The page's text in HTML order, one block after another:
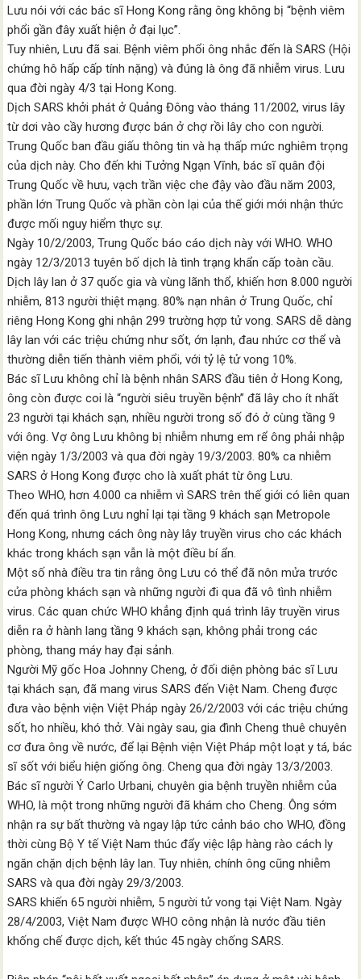
Lưu nói với các bác sĩ Hong Kong rằng ông không bị “bệnh viêm
phổi gần đây xuất hiện ở đại lục”.
Tuy nhiên, Lưu đã sai. Bệnh viêm phổi ông nhắc đến là SARS (Hội
chứng hô hấp cấp tính nặng) và đúng là ông đã nhiễm virus. Lưu
qua đời ngày 4/3 tại Hong Kong.
Dịch SARS khởi phát ở Quảng Đông vào tháng 11/2002, virus lây
từ dơi vào cầy hương được bán ở chợ rồi lây cho con người.
Trung Quốc ban đầu giấu thông tin và hạ thấp mức nghiêm trọng
của dịch này. Cho đến khi Tưởng Ngạn Vĩnh, bác sĩ quân đội
Trung Quốc về hưu, vạch trần việc che đậy vào đầu năm 2003,
phần lớn Trung Quốc và phần còn lại của thế giới mới nhận thức
được mối nguy hiểm thực sự.
Ngày 10/2/2003, Trung Quốc báo cáo dịch này với WHO. WHO
ngày 12/3/2013 tuyên bố dịch là tình trạng khẩn cấp toàn cầu.
Dịch lây lan ở 37 quốc gia và vùng lãnh thổ, khiến hơn 8.000 người
nhiễm, 813 người thiệt mạng. 80% nạn nhân ở Trung Quốc, chỉ
riêng Hong Kong ghi nhận 299 trường hợp tử vong. SARS dễ dàng
lây lan với các triệu chứng như sốt, ớn lạnh, đau nhức cơ thể và
thường diễn tiến thành viêm phổi, với tỷ lệ tử vong 10%.
Bác sĩ Lưu không chỉ là bệnh nhân SARS đầu tiên ở Hong Kong,
ông còn được coi là “người siêu truyền bệnh” đã lây cho ít nhất
23 người tại khách sạn, nhiều người trong số đó ở cùng tầng 9
với ông. Vợ ông Lưu không bị nhiễm nhưng em rể ông phải nhập
viện ngày 1/3/2003 và qua đời ngày 19/3/2003. 80% ca nhiễm
SARS ở Hong Kong được cho là xuất phát từ ông Lưu.
Theo WHO, hơn 4.000 ca nhiễm vì SARS trên thế giới có liên quan
đến quá trình ông Lưu nghỉ lại tại tầng 9 khách sạn Metropole
Hong Kong, nhưng cách ông này lây truyền virus cho các khách
khác trong khách sạn vẫn là một điều bí ẩn.
Một số nhà điều tra tin rằng ông Lưu có thể đã nôn mửa trước
cửa phòng khách sạn và những người đi qua đã vô tình nhiễm
virus. Các quan chức WHO khẳng định quá trình lây truyền virus
diễn ra ở hành lang tầng 9 khách sạn, không phải trong các
phòng, thang máy hay đại sảnh.
Người Mỹ gốc Hoa Johnny Cheng, ở đối diện phòng bác sĩ Lưu
tại khách sạn, đã mang virus SARS đến Việt Nam. Cheng được
đưa vào bệnh viện Việt Pháp ngày 26/2/2003 với các triệu chứng
sốt, ho nhiều, khó thở. Vài ngày sau, gia đình Cheng thuê chuyên
cơ đưa ông về nước, để lại Bệnh viện Việt Pháp một loạt y tá, bác
sĩ sốt với biểu hiện giống ông. Cheng qua đời ngày 13/3/2003.
Bác sĩ người Ý Carlo Urbani, chuyên gia bệnh truyền nhiễm của
WHO, là một trong những người đã khám cho Cheng. Ông sớm
nhận ra sự bất thường và ngay lập tức cảnh báo cho WHO, đồng
thời cùng Bộ Y tế Việt Nam thúc đẩy việc lập hàng rào cách ly
ngăn chặn dịch bệnh lây lan. Tuy nhiên, chính ông cũng nhiễm
SARS và qua đời ngày 29/3/2003.
SARS khiến 65 người nhiễm, 5 người tử vong tại Việt Nam. Ngày
28/4/2003, Việt Nam được WHO công nhận là nước đầu tiên
khống chế được dịch, kết thúc 45 ngày chống SARS.